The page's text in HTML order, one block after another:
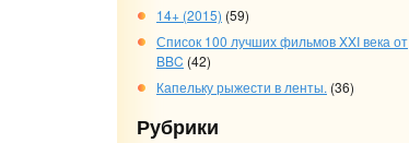
14+ (2015) (59)
Список 100 лучших фильмов XXI века от
BBC (42)
Капельку рыжести в ленты. (36)
Рубрики